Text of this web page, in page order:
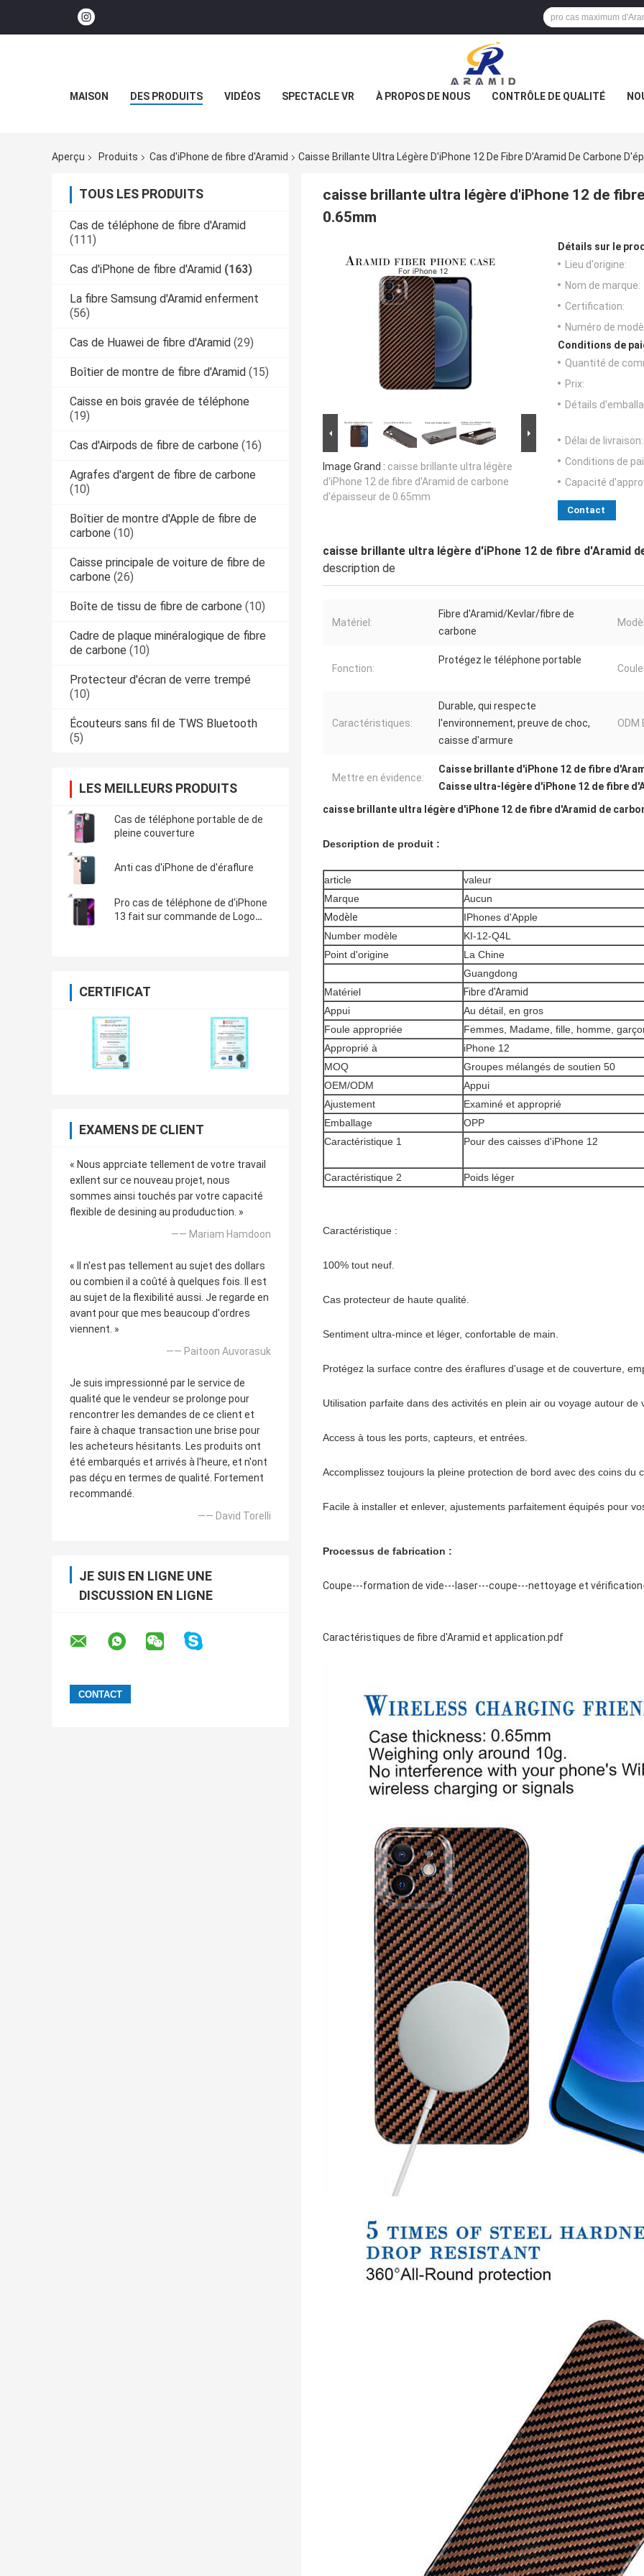
MAISON DES PRODUITS VIDÉOS SPECTACLE VR À PROPOS DE NOUS CONTRÔLE DE QUALITÉ
Aperçu Produits Cas d'iPhone de fibre d'Aramid Caisse Brillante Ultra Légère D'iPhone 12 De Fibre D'Aramid De Carbone
TOUS LES PRODUITS
Cas de téléphone de fibre d'Aramid
(111)
Cas d'iPhone de fibre d'Aramid (163)
La fibre Samsung d'Aramid enferment
(56)
Cas de Huawei de fibre d'Aramid (29)
Boîtier de montre de fibre d'Aramid (15)
Caisse en bois gravée de téléphone
(19)
Cas d'Airpods de fibre de carbone (16)
Agrafes d'argent de fibre de carbone
(10)
Boîtier de montre d'Apple de fibre de
carbone (10)
Caisse principale de voiture de fibre de
carbone (26)
Boîte de tissu de fibre de carbone (10)
Cadre de plaque minéralogique de fibre
de carbone (10)
Protecteur d'écran de verre trempé
(10)
Écouteurs sans fil de TWS Bluetooth
(5)
LES MEILLEURS PRODUITS
Cas de téléphone portable de de
pleine couverture
Anti cas d'iPhone de d'éraflure
Pro cas de téléphone de d'iPhone
13 fait sur commande de Logo
CERTIFICAT
EXAMENS DE CLIENT
« Nous apprciate tellement de votre travail
exllent sur ce nouveau projet, nous
sommes ainsi touchés par votre capacité
flexible de desining au produduction. »
—— Mariam Hamdoon
« Il n'est pas tellement au sujet des dollars
ou combien il a coûté à quelques fois. Il est
au sujet de la flexibilité aussi. Je regarde en
avant pour que mes beaucoup d'ordres
viennent. »
—— Paitoon Auvorasuk
Je suis impressionné par le service de
qualité que le vendeur se prolonge pour
rencontrer les demandes de ce client et
faire à chaque transaction une brise pour
les acheteurs hésitants. Les produits ont
été embarqués et arrivés à l'heure, et n'ont
pas déçu en termes de qualité. Fortement
recommandé.
—— David Torelli
JE SUIS EN LIGNE UNE
DISCUSSION EN LIGNE
caisse brillante ultra légère d'iPhone 12 de
0.65mm
Image Grand : caisse brillante ultra légère
d'iPhone 12 de fibre d'Aramid de carbone
d'épaisseur de 0.65mm
Détails sur le
Lieu d'origine:
Nom de marque:
Certification:
Numéro de
Conditions de
Quantité de
Prix:
Détails
Délai de livraison:
Conditions de
Capacité
Contact
caisse brillante ultra légère d'iPhone 12 de fibre d'Aramid
description de
Matériel:
Fibre d'Aramid/Kevlar/fibre de
carbone
Fonction:
Protégez le téléphone portable
Caractéristiques:
Durable, qui respecte
l'environnement, preuve de choc,
caisse d'armure
ODM
Mettre en évidence:
Caisse brillante d'iPhone 12 de fibre
Caisse ultra-légère d'iPhone 12 de fibre
caisse brillante ultra légère d'iPhone 12 de fibre d'Aramid de
Description de produit :
article
valeur
Marque
Aucun
Modèle
IPhones d'Apple
Number modèle
KI-12-Q4L
Point d'origine
La Chine
Guangdong
Matériel
Fibre d'Aramid
Appui
Au détail, en gros
Foule appropriée
Femmes, Madame, fille, homme,
Approprié à
iPhone 12
MOQ
Groupes mélangés de soutien 50
OEM/ODM
Appui
Ajustement
Examiné et approprié
Emballage
OPP
Caractéristique 1
Pour des caisses d'iPhone 12
Caractéristique 2 Poids léger
Caractéristique :
100% tout neuf.
Cas protecteur de haute qualité.
Sentiment ultra-mince et léger, confortable de main.
Protégez la surface contre des éraflures d'usage et de couverture,
Utilisation parfaite dans des activités en plein air ou voyage autour de
Access à tous les ports, capteurs, et entrées.
Accomplissez toujours la pleine protection de bord avec des coins
Facile à installer et enlever, ajustements parfaitement équipés pour
Processus de fabrication :
Coupe---formation de vide---laser---coupe---nettoyage et
Caractéristiques de fibre d'Aramid et application.pdf